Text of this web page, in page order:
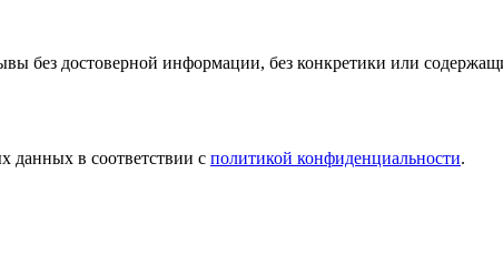
без достоверной информации, без конкретики или
данных в соответствии с политикой конфиденциальности.